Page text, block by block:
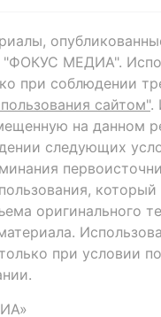
МЕДИА".
при соблюдении
сайтом".
на данном
следующих
оригинального
при условии